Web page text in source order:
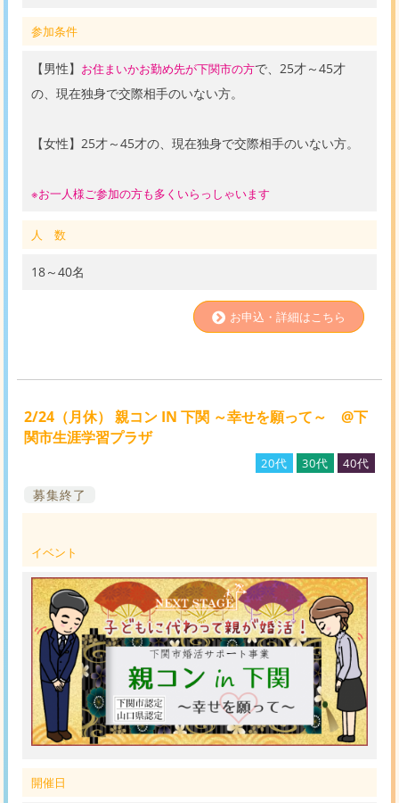
参加条件
【男性】 お住まいかお勤め先が下関市の方で、25才～45才
の、現在独身で交際相手のいない方。
【女性】25才～45才の、現在独身で交際相手のいない方。
※お一人様ご参加の方も多くいらっしゃいます
人 数
18～40名
お申込・詳細はこちら
2/24（月休） 親コン IN 下関 ～幸せを願って～ @下
関市生涯学習プラザ
20代 30代 40代
募集終了
イベント
開催日